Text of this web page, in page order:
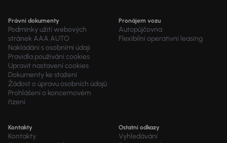
Právní dokumenty
Podmínky užití webových
stránek AAA AUTO
Nakládání s osobními údaji
Pravidla používání cookies
Upravit nastavení cookies
Dokumenty ke stažení
Žádost o úpravu osobních údajů
Prohlášení o koncernovém
řízení
Pronájem vozu
Autopůjčovna
Flexibilní operativní leasing
Kontakty
Kontakty
Ostatní odkazy
Vyhledávání